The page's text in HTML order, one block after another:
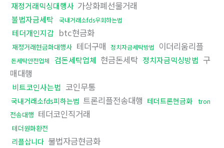
재정거래믹싱대행사 가상화폐선물거래
불법자금세탁 국내거래소fds우회하는법
테더개인지갑 btc현금화
재정거래현금화대행사 테더구매 정치자금세탁방법 이더리움리플
돈세탁안전업체 검돈세탁업체 현금돈세탁 정치자금믹싱방법 구
매대행
비트코인사는법 코인무통
국내거래소fds피하는법 트론리플전송대행 테더트론현금화 tron
전송대행 테더코인직거래
테더원화환전
리플삽니다 불법자금현금화